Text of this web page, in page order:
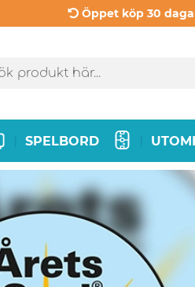
Öppet köp 30
SPELBORD